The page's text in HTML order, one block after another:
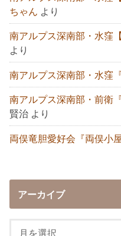
ちゃん より
南アルプス深南部・水窪
より
南アルプス深南部・水窪
南アルプス深南部・前衛
賢治 より
両俣竜胆愛好会『両俣小屋
アーカイブ